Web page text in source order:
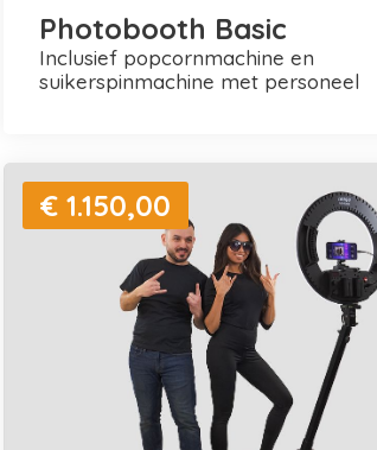
Photobooth Basic
inclusief popcornmachine en
suikerspinmachine met personeel
€ 1.150,00